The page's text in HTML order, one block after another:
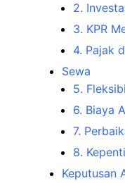
2.
3. KPR
4. Pajak
Sewa
5.
6. Biaya
7.
8.
Keputusan